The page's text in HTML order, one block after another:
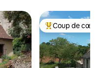
appréciés Coups de cœur
Coup de cœur